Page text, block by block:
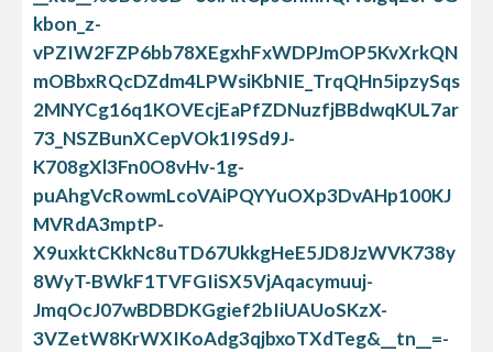
kbon_z-
vPZIW2FZP6bb78XEgxhFxWDPJmOP5KvXrkQN
mOBbxRQcDZdm4LPWsiKbNIE_TrqQHn5ipzySqs
2MNYCg16q1KOVEcjEaPfZDNuzfjBBdwqKUL7ar
73_NSZBunXCepVOk1I9Sd9J-
K708gXl3Fn0O8vHv-1g-
puAhgVcRowmLcoVAiPQYYuOXp3DvAHp100KJ
MVRdA3mptP-
X9uxktCKkNc8uTD67UkkgHeE5JD8JzWVK738y
8WyT-BWkF1TVFGIiSX5VjAqacymuuj-
JmqOcJ07wBDBDKGgief2bIiUAUoSKzX-
3VZetW8KrWXIKoAdg3qjbxoTXdTeg&__tn__=-